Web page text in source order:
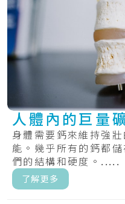
人體內的巨量
身體需要鈣來維持強
能。幾乎所有的鈣都
們的結構和硬度。.....
了解更多